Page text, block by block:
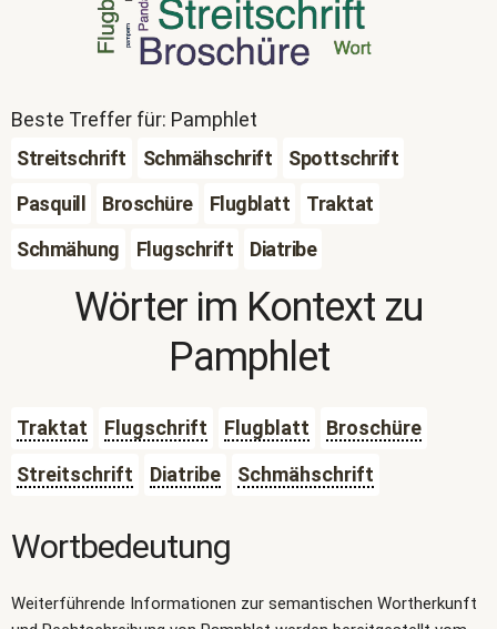
Beste Treffer für: Pamphlet
Streitschrift
Schmähschrift
Spottschrift
Pasquill
Broschüre Flugblatt
Traktat
Schmähung
Flugschrift Diatribe
Wörter im Kontext zu
Pamphlet
Traktat Flugschrift Flugblatt
Broschüre
Streitschrift
Diatribe Schmähschrift
Wortbedeutung
Weiterführende Informationen zur semantischen Wortherkunft